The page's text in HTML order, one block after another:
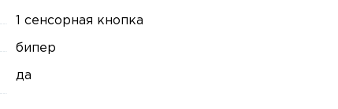
1 сенсорная кнопка
бипер
да